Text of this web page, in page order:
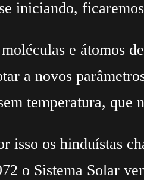
iniciando,
e átomos
a novos
temperatura, que
isso os hinduístas
o Sistema Solar